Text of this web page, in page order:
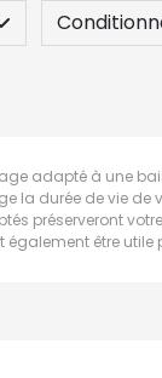
adapté à une
la durée de vie
préserveront
être utile